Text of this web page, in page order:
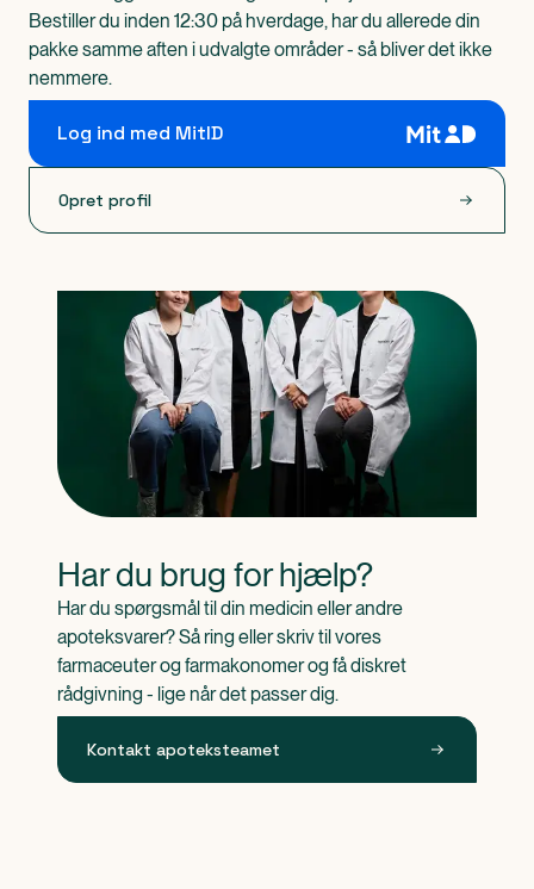
Bestiller du inden 12:30 på hverdage, har du allerede din
pakke samme aften i udvalgte områder - så bliver det ikke
nemmere.
Log ind med MitID
Opret profil
Har du brug for hjælp?
Har du spørgsmål til din medicin eller andre
apoteksvarer? Så ring eller skriv til vores
farmaceuter og farmakonomer og få diskret
rådgivning - lige når det passer dig.
Kontakt apoteksteamet